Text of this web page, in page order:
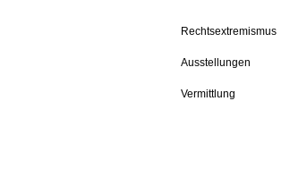
Rechtsextremismus
Ausstellungen
Vermittlung